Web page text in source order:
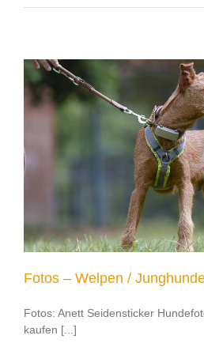
Fotos – Welpen /
Fotos: Anett Seidensticker
kaufen [...]